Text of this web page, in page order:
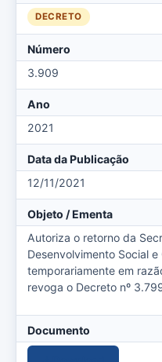
DECRETO
Número
3.909
Ano
2021
Data da Publicação
12/11/2021
Objeto / Ementa
Autoriza o retorno da
Desenvolvimento Social
temporariamente em
revoga o Decreto nº
Documento